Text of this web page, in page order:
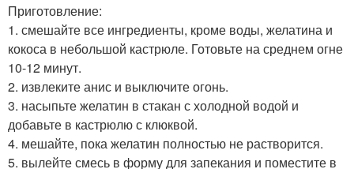
Приготовление:
1. смешайте все ингредиенты, кроме воды, желатина и
кокоса в небольшой кастрюле. Готовьте на среднем огне
10-12 минут.
2. извлеките анис и выключите огонь.
3. насыпьте желатин в стакан с холодной водой и
добавьте в кастрюлю с клюквой.
4. мешайте, пока желатин полностью не растворится.
5. вылейте смесь в форму для запекания и поместите в